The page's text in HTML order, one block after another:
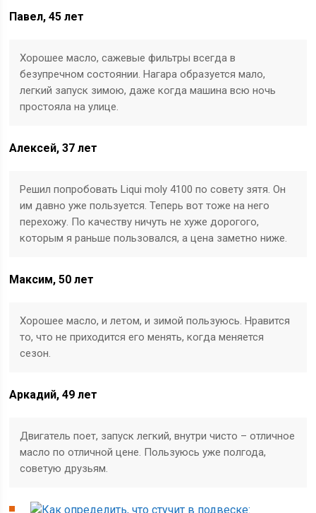
Павел, 45 лет
Хорошее масло, сажевые фильтры всегда в
безупречном состоянии. Нагара образуется мало,
легкий запуск зимою, даже когда машина всю ночь
простояла на улице.
Алексей, 37 лет
Решил попробовать Liqui moly 4100 по совету зятя. Он
им давно уже пользуется. Теперь вот тоже на него
перехожу. По качеству ничуть не хуже дорогого,
которым я раньше пользовался, а цена заметно ниже.
Максим, 50 лет
Хорошее масло, и летом, и зимой пользуюсь. Нравится
то, что не приходится его менять, когда меняется
сезон.
Аркадий, 49 лет
Двигатель поет, запуск легкий, внутри чисто – отличное
масло по отличной цене. Пользуюсь уже полгода,
советую друзьям.